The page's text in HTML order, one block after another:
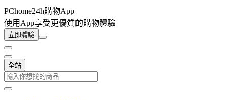
PChome24h購物App
使用App享受更優質的購物體驗
立即體驗
全站